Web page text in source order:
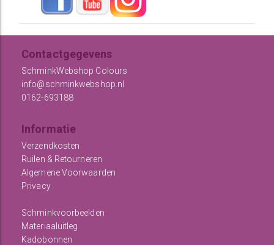
Contactgegevens
SchminkWebshop Colours
info@schminkwebshop.nl
0162-693188
Informatie
Verzendkosten
Ruilen & Retourneren
Algemene Voorwaarden
Privacy
Schminkvoorbeelden
Materiaaluitleg
Kadobonnen